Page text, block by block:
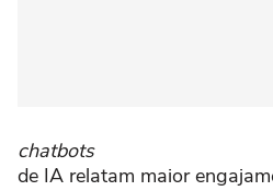
chatbots
de IA relatam maior